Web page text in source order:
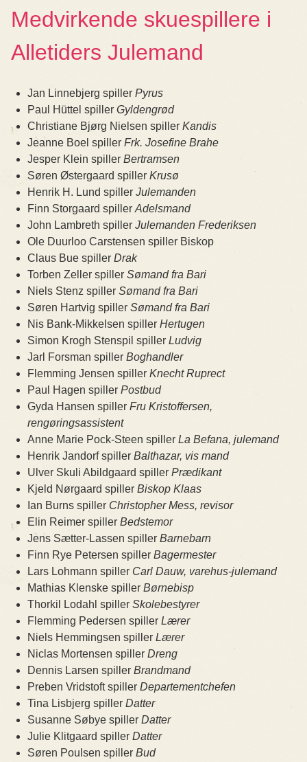
Medvirkende skuespillere i
Alletiders Julemand
Jan Linnebjerg spiller Pyrus
Paul Hüttel spiller Gyldengrød
Christiane Bjørg Nielsen spiller Kandis
Jeanne Boel spiller Frk. Josefine Brahe
Jesper Klein spiller Bertramsen
Søren Østergaard spiller Krusø
Henrik H. Lund spiller Julemanden
Finn Storgaard spiller Adelsmand
John Lambreth spiller Julemanden Frederiksen
Ole Duurloo Carstensen spiller Biskop
Claus Bue spiller Drak
Torben Zeller spiller Sømand fra Bari
Niels Stenz spiller Sømand fra Bari
Søren Hartvig spiller Sømand fra Bari
Nis Bank-Mikkelsen spiller Hertugen
Simon Krogh Stenspil spiller Ludvig
Jarl Forsman spiller Boghandler
Flemming Jensen spiller Knecht Ruprect
Paul Hagen spiller Postbud
Gyda Hansen spiller Fru Kristoffersen,
rengøringsassistent
Anne Marie Pock-Steen spiller La Befana, julemand
Henrik Jandorf spiller Balthazar, vis mand
Ulver Skuli Abildgaard spiller Prædikant
Kjeld Nørgaard spiller Biskop Klaas
Ian Burns spiller Christopher Mess, revisor
Elin Reimer spiller Bedstemor
Jens Sætter-Lassen spiller Barnebarn
Finn Rye Petersen spiller Bagermester
Lars Lohmann spiller Carl Dauw, varehus-julemand
Mathias Klenske spiller Børnebisp
Thorkil Lodahl spiller Skolebestyrer
Flemming Pedersen spiller Lærer
Niels Hemmingsen spiller Lærer
Niclas Mortensen spiller Dreng
Dennis Larsen spiller Brandmand
Preben Vridstoft spiller Departementchefen
Tina Lisbjerg spiller Datter
Susanne Søbye spiller Datter
Julie Klitgaard spiller Datter
Søren Poulsen spiller Bud